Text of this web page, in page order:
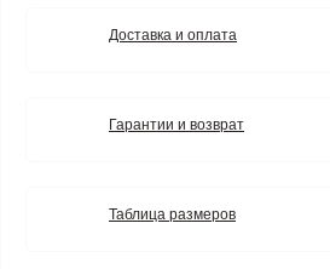
Доставка и оплата
Гарантии и возврат
Таблица размеров